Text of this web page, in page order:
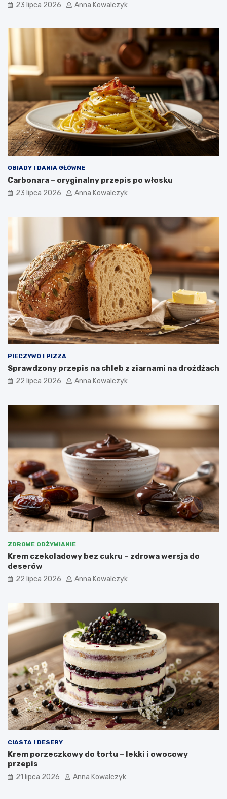
23 lipca 2026 Anna Kowalczyk
OBIADY I DANIA GŁÓWNE
Carbonara – oryginalny przepis po włosku
23 lipca 2026 Anna Kowalczyk
PIECZYWO I PIZZA
Sprawdzony przepis na chleb z ziarnami na drożdżach
22 lipca 2026 Anna Kowalczyk
ZDROWE ODŻYWIANIE
Krem czekoladowy bez cukru – zdrowa wersja do
deserów
22 lipca 2026 Anna Kowalczyk
CIASTA I DESERY
Krem porzeczkowy do tortu – lekki i owocowy
przepis
21 lipca 2026 Anna Kowalczyk